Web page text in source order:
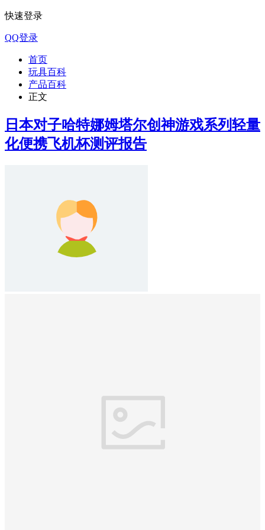
快速登录
QQ登录
首页
玩具百科
产品百科
正文
日本对子哈特娜姆塔尔创神游戏系列轻量
化便携飞机杯测评报告